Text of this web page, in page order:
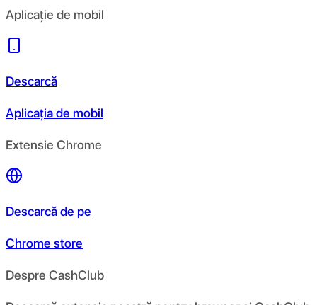
Aplicație de mobil
Descarcă
Aplicația de mobil
Extensie Chrome
Descarcă de pe
Chrome store
Despre CashClub